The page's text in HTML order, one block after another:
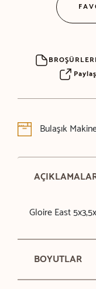
Paylaş
Bulaşık
Gloire East
BOYUTLAR